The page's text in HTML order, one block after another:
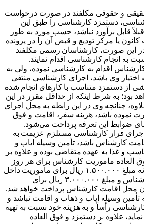
حقیقی و حقوقی مکلفند در صورت درخواست
دستمزد کارشناسی را طبق این
قابل برآورد نباشد، حسب مورد به طور
یا مرکز تودیع و قبض آن را در پرونده
این صورت، کارشناسان رسمی مکلفند
به انجام کارشناسی اقدام نمایند.
کارشناس اقدام به کارشناسی نموده، ولی به
اختیار وی باشد، اجرای کارشناسی منتفی
از دستمزد متناسب با کار‌های انجام شده
به شرط اینکه از حداقل مقرر در این
چنانچه وی در این رابطه به محل اجرای
نموده باشد، هزینه سفر، اقامت و فوق
ضوابط این تعرفه پرداخت می‌شود.
که اجرای قرار کارشناسی مستلزم عزیمت به
کارشناس باشد، تأمین وسیله ایاب و
و غذا به عهده متقاضی بوده و علاوه بر
العاده ماموریت کارشناس برای هر روز
مسافرت به مأخذ روزانه مبلغ ۱.۵۰۰.۰۰۰ ریال برای ماموریت داخل
استان محل اقامت کارشناس و مبلغ ۳.۰۰۰.۰۰۰ ریال برای
محل اقامت کارشناس پرداخت خواهد شد.
تأمین وسیله ایاب و ذهاب و اقامت نباشد و
رأساً و به هزینه خود نسبت به تهیه
علاوه بر دستمزد و فوق العاده